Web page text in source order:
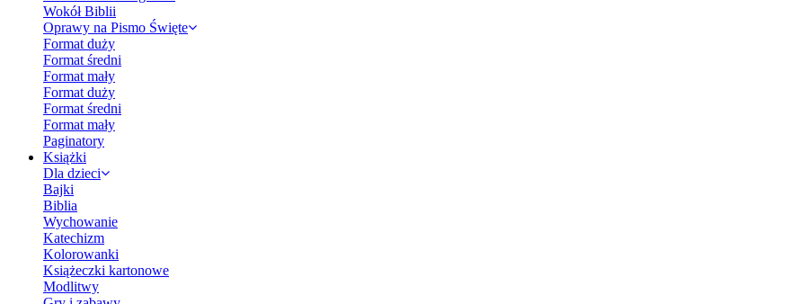
Wokół Biblii
Oprawy na Pismo Święte
Format duży
Format średni
Format mały
Format duży
Format średni
Format mały
Paginatory
Książki
Dla dzieci
Bajki
Biblia
Wychowanie
Katechizm
Kolorowanki
Książeczki kartonowe
Modlitwy